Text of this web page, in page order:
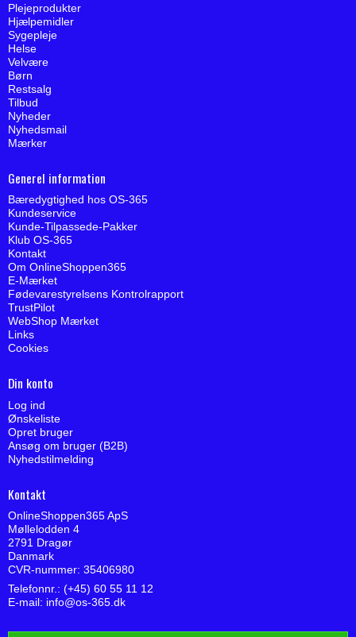
Plejeprodukter
Hjælpemidler
Sygepleje
Helse
Velvære
Børn
Restsalg
Tilbud
Nyheder
Nyhedsmail
Mærker
Generel information
Bæredygtighed hos OS-365
Kundeservice
Kunde-Tilpassede-Pakker
Klub OS-365
Kontakt
Om OnlineShoppen365
E-Mærket
Fødevarestyrelsens Kontrolrapport
TrustPilot
WebShop Mærket
Links
Cookies
Din konto
Log ind
Ønskeliste
Opret bruger
Ansøg om bruger (B2B)
Nyhedstilmelding
Kontakt
OnlineShoppen365 ApS
Møllelodden 4
2791 Dragør
Danmark
CVR-nummer: 35406980
Telefonnr.: (+45) 60 55 11 12
E-mail: info@os-365.dk